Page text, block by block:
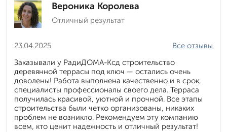
Вероника Королева
Отличный результат
23.04.2025
Все отзывы
Заказывали у РадиДОМА-Ксд строительство
деревянной террасы под ключ — остались очень
доволены! Работа выполнена качественно и в срок,
специалисты профессионалы своего дела. Терраса
получилась красивой, уютной и прочной. Все этапы
строительства были четко организованы, никаких
проблем не возникло. Рекомендуем эту компанию
всем, кто ценит надежность и отличный результат!